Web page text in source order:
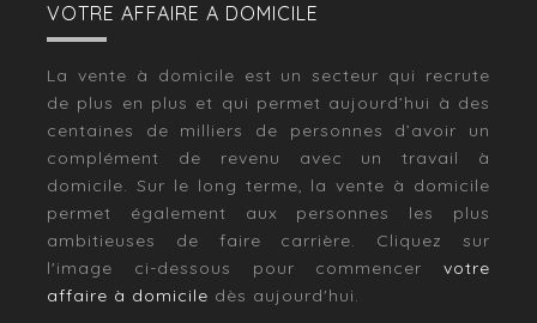
VOTRE AFFAIRE A DOMICILE
La vente à domicile est un secteur qui recrute
de plus en plus et qui permet aujourd’hui à des
centaines de milliers de personnes d’avoir un
complément de revenu avec un travail à
domicile. Sur le long terme, la vente à domicile
permet également aux personnes les plus
ambitieuses de faire carrière. Cliquez sur
l'image ci-dessous pour commencer votre
affaire à domicile dès aujourd'hui.